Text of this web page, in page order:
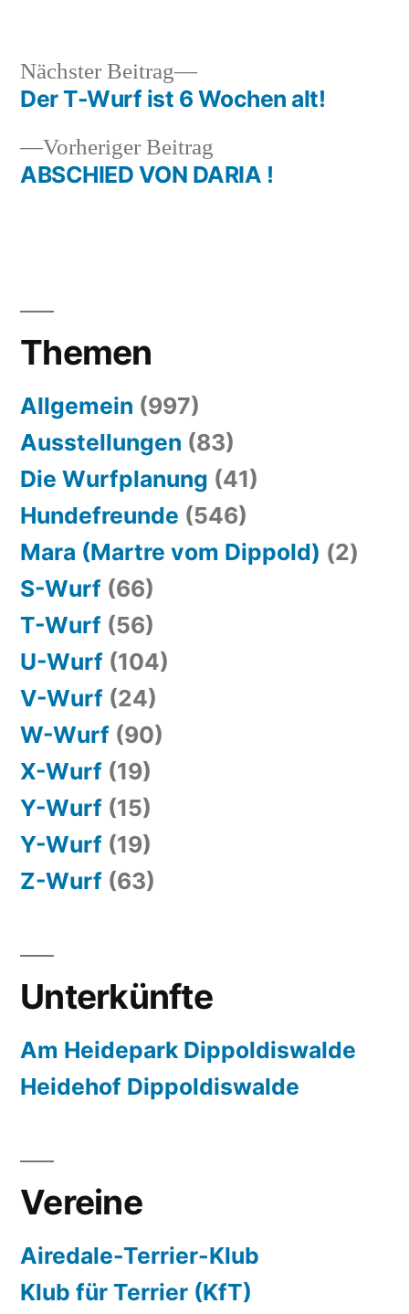
Beitragsnavigation
Vorheriger Beitrag
Beitrag:
ABSCHIED VON DARIA !
Nächster Beitrag
Nächster
Beitrag:
Der T-Wurf ist 6 Wochen alt!
Themen
Allgemein (997)
Ausstellungen (83)
Die Wurfplanung (41)
Hundefreunde (546)
Mara (Martre vom Dippold) (2)
S-Wurf (66)
T-Wurf (56)
U-Wurf (104)
V-Wurf (24)
W-Wurf (90)
X-Wurf (19)
Y-Wurf (15)
Y-Wurf (19)
Z-Wurf (63)
Unterkünfte
Am Heidepark Dippoldiswalde
Heidehof Dippoldiswalde
Vereine
Airedale-Terrier-Klub
Klub für Terrier (KfT)